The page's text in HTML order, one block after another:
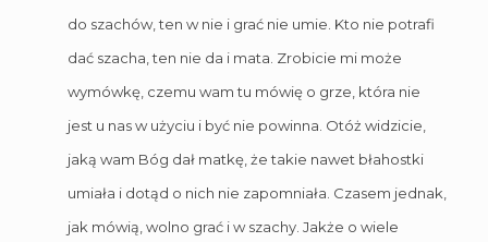
do szachów, ten w nie i grać nie umie. Kto nie potrafi
dać szacha, ten nie da i mata. Zrobicie mi może
wymówkę, czemu wam tu mówię o grze, która nie
jest u nas w użyciu i być nie powinna. Otóż widzicie,
jaką wam Bóg dał matkę, że takie nawet błahostki
umiała i dotąd o nich nie zapomniała. Czasem jednak,
jak mówią, wolno grać i w szachy. Jakże o wiele